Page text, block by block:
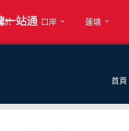
於 口岸 蓮塘
首頁